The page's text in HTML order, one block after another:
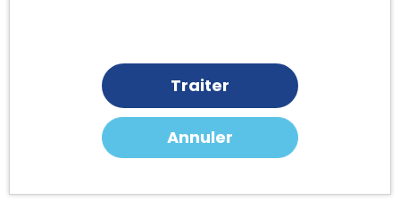
Traiter
Annuler